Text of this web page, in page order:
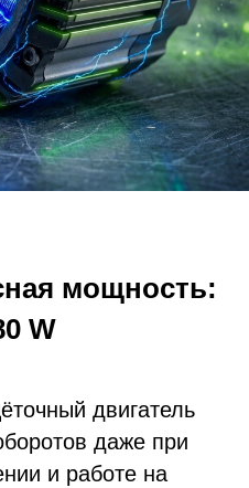
мощность:
W
двигатель
даже при
и работе на